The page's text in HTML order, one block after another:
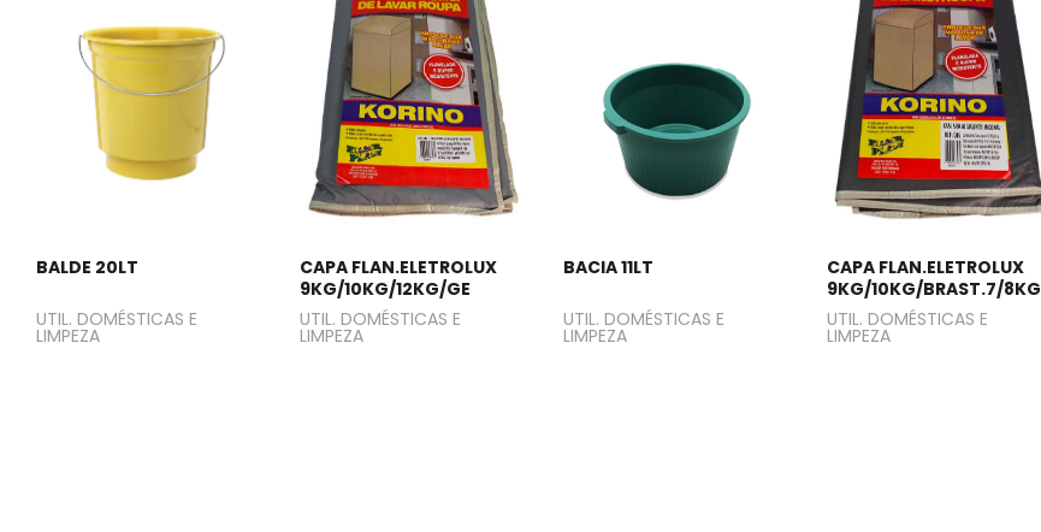
BALDE 20LT
UTIL. DOMÉSTICAS E
LIMPEZA
CAPA FLAN.ELETROLUX
9KG/10KG/12KG/GE
UTIL. DOMÉSTICAS E
LIMPEZA
BACIA 11LT
UTIL. DOMÉSTICAS E
LIMPEZA
CAPA FLAN.ELETROLUX
9KG/10KG/BRAST.7/8KG
UTIL. DOMÉSTICAS E
LIMPEZA